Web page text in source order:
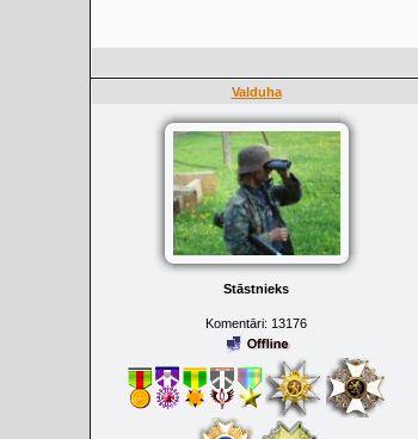
Valduha
Stāstnieks
Komentāri: 13176